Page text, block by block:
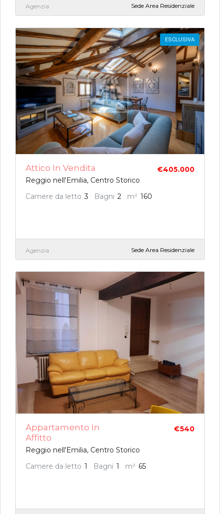
Agenzia Sede Area Residenziale
ESCLUSIVA
Attico In Vendita
Reggio nell'Emilia, Centro Storico
€405.000
Camere da letto 3 Bagni 2 m² 160
Agenzia Sede Area Residenziale
Appartamento In
Affitto
Reggio nell'Emilia, Centro Storico
€540
Camere da letto 1 Bagni 1 m² 65